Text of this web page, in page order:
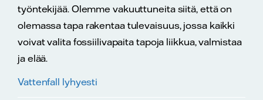
työntekijää. Olemme vakuuttuneita siitä, että on
olemassa tapa rakentaa tulevaisuus, jossa kaikki
voivat valita fossiilivapaita tapoja liikkua, valmistaa
ja elää.
Vattenfall lyhyesti